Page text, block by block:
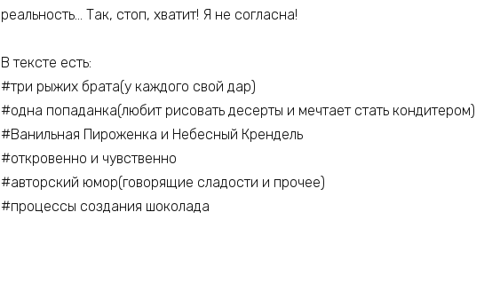
реальность… Так, стоп, хватит! Я не согласна!
В тексте есть:
#три рыжих брата(у каждого свой дар)
#одна попаданка(любит рисовать десерты и мечтает стать кондитером)
#Ванильная Пироженка и Небесный Крендель
#откровенно и чувственно
#авторский юмор(говорящие сладости и прочее)
#процессы создания шоколада